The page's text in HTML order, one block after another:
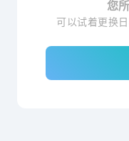
您
可以试着更换